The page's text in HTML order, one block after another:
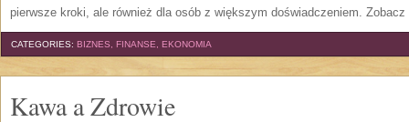
pierwsze kroki, ale również dla osób z większym doświadczeniem. Zobacz
CATEGORIES: BIZNES, FINANSE, EKONOMIA
Kawa a Zdrowie